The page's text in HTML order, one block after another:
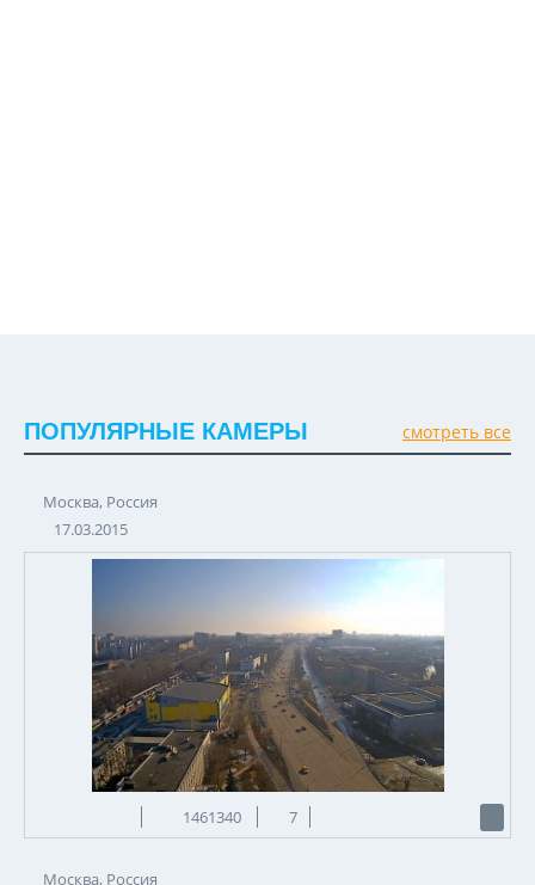
ПОПУЛЯРНЫЕ КАМЕРЫ смотреть все
Москва, Россия
17.03.2015
1461340 7
Москва, Россия